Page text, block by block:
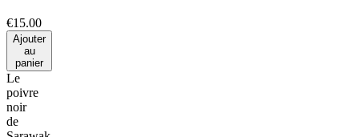
€15.00
Ajouter
au
panier
Le
poivre
noir
de